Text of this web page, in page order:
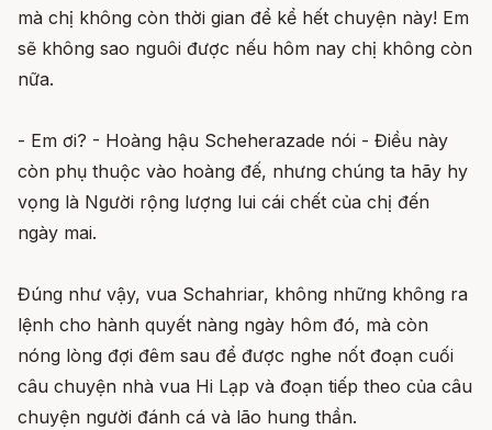
mà chị không còn thời gian để kể hết chuyện này! Em
sẽ không sao nguôi được nếu hôm nay chị không còn
nữa.
- Em ơi? - Hoàng hậu Scheherazade nói - Điều này
còn phụ thuộc vào hoàng đế, nhưng chúng ta hãy hy
vọng là Người rộng lượng lui cái chết của chị đến
ngày mai.
Đúng như vậy, vua Schahriar, không những không ra
lệnh cho hành quyết nàng ngày hôm đó, mà còn
nóng lòng đợi đêm sau để được nghe nốt đoạn cuối
câu chuyện nhà vua Hi Lạp và đoạn tiếp theo của câu
chuyện người đánh cá và lão hung thần.